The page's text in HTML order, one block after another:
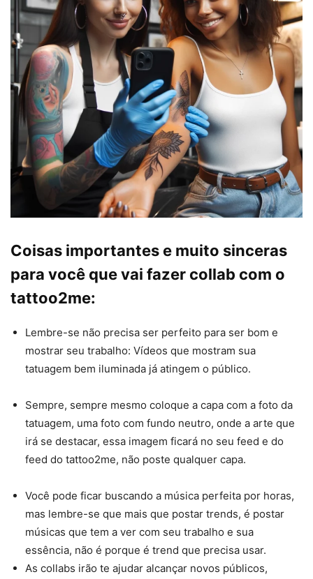
Coisas importantes e muito sinceras
para você que vai fazer collab com o
tattoo2me:
Lembre-se não precisa ser perfeito para ser bom e
mostrar seu trabalho: Vídeos que mostram sua
tatuagem bem iluminada já atingem o público.
Sempre, sempre mesmo coloque a capa com a foto da
tatuagem, uma foto com fundo neutro, onde a arte que
irá se destacar, essa imagem ficará no seu feed e do
feed do tattoo2me, não poste qualquer capa.
Você pode ficar buscando a música perfeita por horas,
mas lembre-se que mais que postar trends, é postar
músicas que tem a ver com seu trabalho e sua
essência, não é porque é trend que precisa usar.
As collabs irão te ajudar alcançar novos públicos,